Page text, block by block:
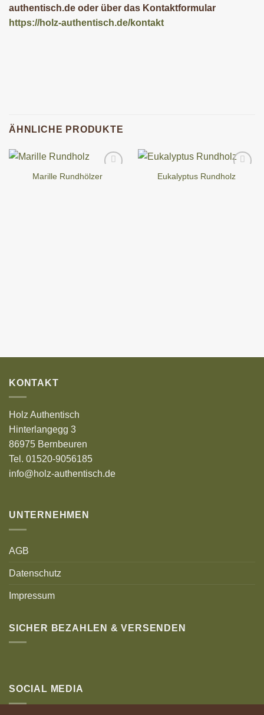
authentisch.de oder über das Kontaktformular
https://holz-authentisch.de/kontakt
ÄHNLICHE PRODUKTE
Marille Rundhölzer Eukalyptus Rundholz
KONTAKT
Holz Authentisch
Hinterlangegg 3
86975 Bernbeuren
Tel. 01520-9056185
info@holz-authentisch.de
UNTERNEHMEN
AGB
Datenschutz
Impressum
SICHER BEZAHLEN & VERSENDEN
SOCIAL MEDIA